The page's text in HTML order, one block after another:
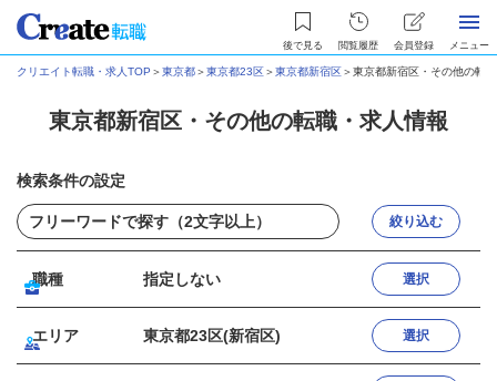
後で見る 閲覧履歴 会員登録 メニュー
クリエイト転職・求人TOP ＞東京都＞東京都23区＞東京都新宿区＞東京都新宿区・その他の転
東京都新宿区・その他の転職・求人情報
検索条件の設定
絞り込む
職種 指定しない 選択
エリア 東京都23区(新宿区) 選択